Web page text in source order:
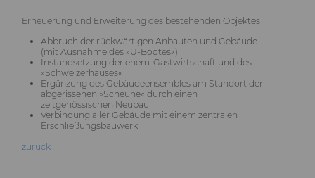
Erneuerung und Erweiterung des bestehenden Objektes
Abbruch der rückwärtigen Anbauten und Gebäude
(mit Ausnahme des »U-Bootes«)
Instandsetzung der ehem. Gastwirtschaft und des
»Schweizerhauses«
Ergänzung des Gebäudeensembles am Standort der
abgerissenen »Scheune« durch einen
zeitgenössischen Neubau
Verbindung aller Gebäude mit einem zentralen
Erschließungsbauwerk
zurück